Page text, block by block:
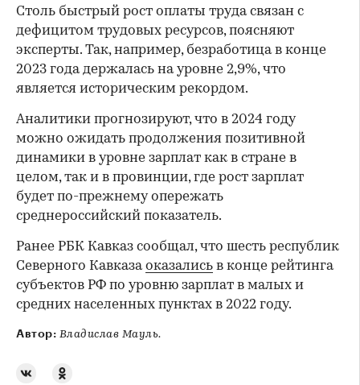
Столь быстрый рост оплаты труда связан с
дефицитом трудовых ресурсов, поясняют
эксперты. Так, например, безработица в конце
2023 года держалась на уровне 2,9%, что
является историческим рекордом.
Аналитики прогнозируют, что в 2024 году
можно ожидать продолжения позитивной
динамики в уровне зарплат как в стране в
целом, так и в провинции, где рост зарплат
будет по-прежнему опережать
среднероссийский показатель.
Ранее РБК Кавказ сообщал, что шесть республик
Северного Кавказаоказались в конце рейтинга
субъектов РФ по уровню зарплат в малых и
средних населенных пунктах в 2022 году.
Автор: Владислав Мауль.